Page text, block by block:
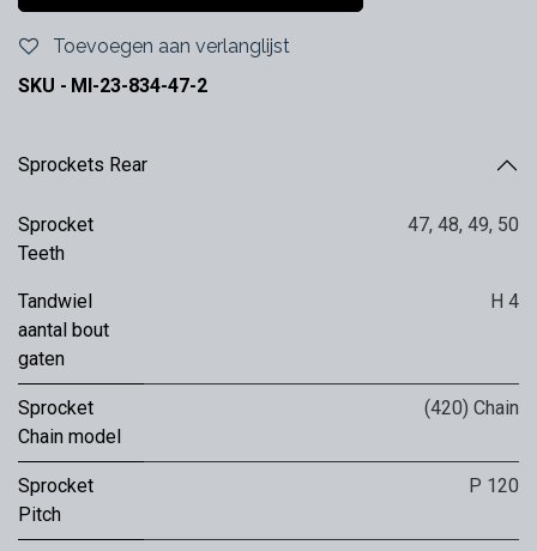
Toevoegen aan verlanglijst
SKU - MI-23-834-47-2
Sprockets Rear
Sprocket
Teeth
47, 48, 49, 50
Tandwiel
aantal bout
gaten
H 4
Sprocket
Chain model
(420) Chain
Sprocket
Pitch
P 120